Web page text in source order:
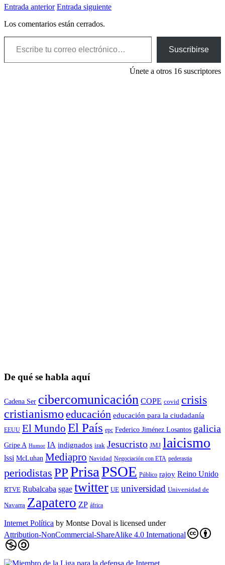
Entrada anterior Entrada siguiente
Los comentarios están cerrados.
Escribe tu correo electrónico…
Suscribirse
Únete a otros 16 suscriptores
De qué se habla aquí
Cadena Ser cibercomunicación COPE covid crisis
cristianismo educación educación para la ciudadaní­a
EEUU El Mundo El País epc Federico Jiménez Losantos galicia
Gripe A Humor IA indignados irak Jesucristo JMJ laicismo
lssi McLuhan Mediapro Navidad Negociación con ETA pederastia
periodistas PPPrisaPSOE Público rajoy Reino Unido
RTVE Rubalcaba sgae twitter UE universidad Universidad de
Navarra Zapatero ZP áfrica
Internet Política by Montse Doval is licensed under
Attribution-NonCommercial-ShareAlike 4.0 International